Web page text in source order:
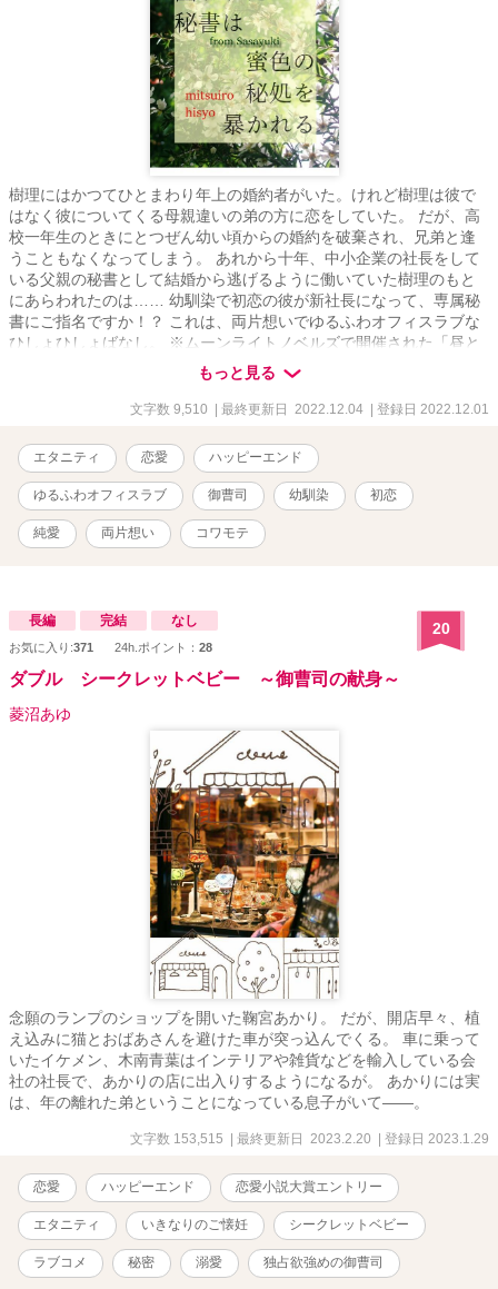
樹理にはかつてひとまわり年上の婚約者がいた。けれど樹理は彼で
はなく彼についてくる母親違いの弟の方に恋をしていた。 だが、高
校一年生のときにとつぜん幼い頃からの婚約を破棄され、兄弟と逢
うこともなくなってしまう。 あれから十年、中小企業の社長をして
いる父親の秘書として結婚から逃げるように働いていた樹理のもと
にあらわれたのは…… 幼馴染で初恋の彼が新社長になって、専属秘
書にご指名ですか！？ これは、両片想いでゆるふわオフィスラブな
ひしょひしょばなし。 ※ムーンライトノベルズで開催された「昼と
夜の勝負服企画」参加作品です。他サイトにも掲載中。 「Grand
Duo * グラン・デュオ ―シューベルトは初恋花嫁を諦めない―」で
当て馬だった紡の弟が今回のヒーローです（未読でもぜんぜん問題
もっと見る
文字数 9,510 | 最終更新日 2022.12.04 | 登録日 2022.12.01
エタニティ 恋愛 ハッピーエンド
ゆるふわオフィスラブ 御曹司 幼馴染 初恋
純愛 両片想い コワモテ
長編 完結 なし
お気に入り:371 24h.ポイント： 28
20
ダブル シークレットベビー ～御曹司の献身～
菱沼あゆ
念願のランプのショップを開いた鞠宮あかり。 だが、開店早々、植
え込みに猫とおばあさんを避けた車が突っ込んでくる。 車に乗って
いたイケメン、木南青葉はインテリアや雑貨などを輸入している会
社の社長で、あかりの店に出入りするようになるが。 あかりには実
は、年の離れた弟ということになっている息子がいて――。
文字数 153,515 | 最終更新日 2023.2.20 | 登録日 2023.1.29
恋愛 ハッピーエンド 恋愛小説大賞エントリー
エタニティ いきなりのご懐妊 シークレットベビー
ラブコメ 秘密 溺愛 独占欲強めの御曹司